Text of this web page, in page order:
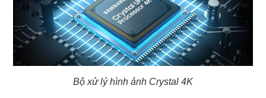
Bộ xử lý hình ảnh Crystal 4K